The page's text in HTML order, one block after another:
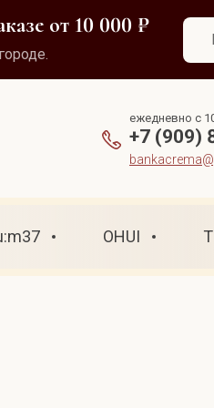
от 10 000 ₽
ежедневно с
+7 (909)
OHUI